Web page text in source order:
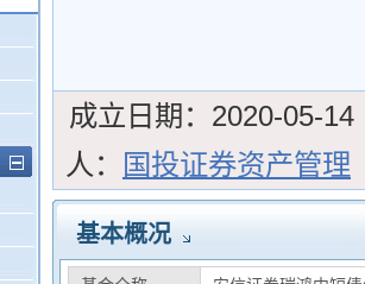
成立日期： 2020-05-14
人：
国投证券资产管理
基本概况